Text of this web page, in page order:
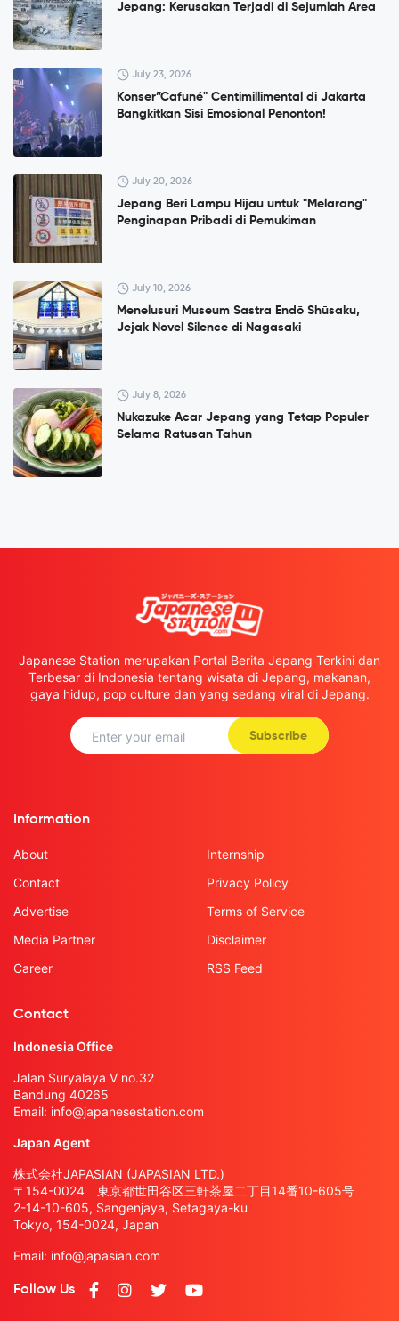
Jepang: Kerusakan Terjadi di Sejumlah Area
July 23, 2026
Konser”Cafuné" Centimillimental di Jakarta
Bangkitkan Sisi Emosional Penonton!
July 20, 2026
Jepang Beri Lampu Hijau untuk "Melarang"
Penginapan Pribadi di Pemukiman
July 10, 2026
Menelusuri Museum Sastra Endō Shūsaku,
Jejak Novel Silence di Nagasaki
July 8, 2026
Nukazuke Acar Jepang yang Tetap Populer
Selama Ratusan Tahun
Japanese Station merupakan Portal Berita Jepang Terkini dan
Terbesar di Indonesia tentang wisata di Jepang, makanan,
gaya hidup, pop culture dan yang sedang viral di Jepang.
Subscribe
Information
About
Contact
Advertise
Media Partner
Career
Internship
Privacy Policy
Terms of Service
Disclaimer
RSS Feed
Contact
Indonesia Office
Jalan Suryalaya V no.32
Bandung 40265
Email: info@japanesestation.com
Japan Agent
株式会社JAPASIAN (JAPASIAN LTD.)
〒154-0024 東京都世田谷区三軒茶屋二丁目14番10-605号
2-14-10-605, Sangenjaya, Setagaya-ku
Tokyo, 154-0024, Japan
Email: info@japasian.com
Follow Us